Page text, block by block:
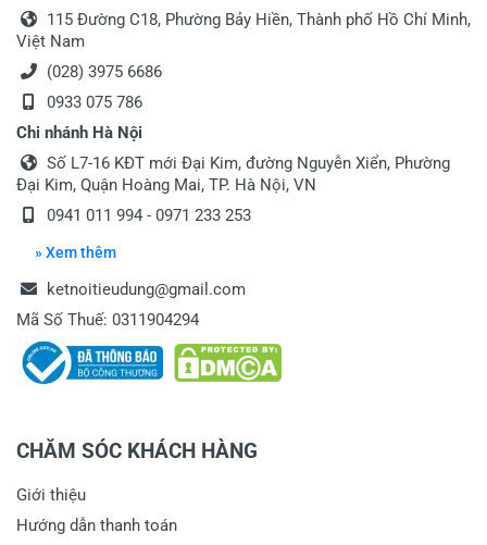
115 Đường C18, Phường Bảy Hiền, Thành phố Hồ Chí Minh,
Việt Nam
(028) 3975 6686
0933 075 786
Chi nhánh Hà Nội
Số L7-16 KĐT mới Đại Kim, đường Nguyễn Xiển, Phường
Đại Kim, Quận Hoàng Mai, TP. Hà Nội, VN
0941 011 994 - 0971 233 253
» Xem thêm
ketnoitieudung@gmail.com
Mã Số Thuế: 0311904294
CHĂM SÓC KHÁCH HÀNG
Giới thiệu
Hướng dẫn thanh toán